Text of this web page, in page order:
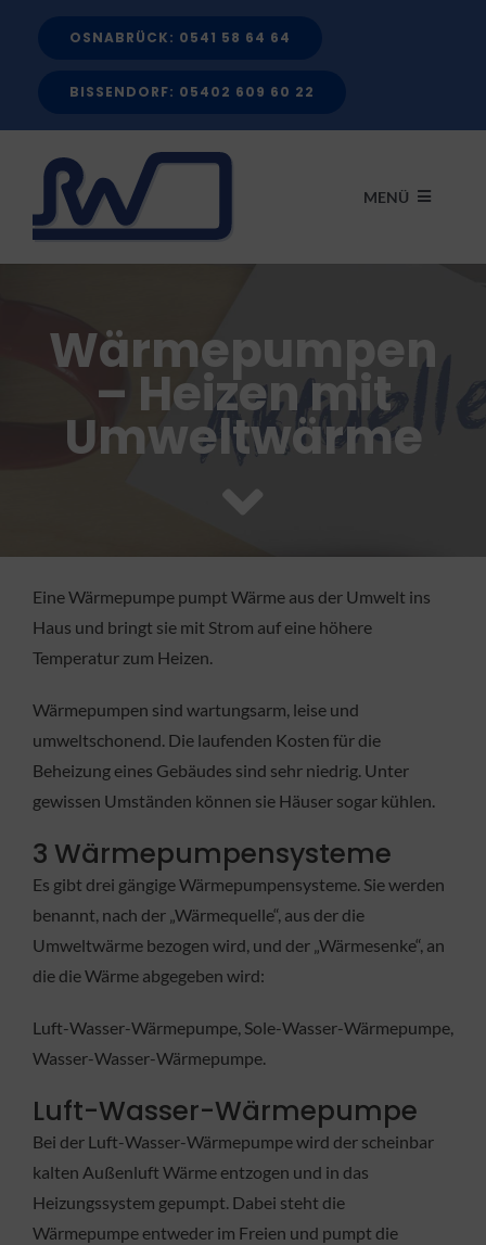
OSNABRÜCK: 0541 58 64 64
BISSENDORF: 05402 609 60 22
MENÜ
LEISTUNGEN
FÖRDERMITTEL
FACHBETRIEB
KONTAKT
Wärmepumpen
– Heizen mit
Umweltwärme
Eine Wärmepumpe pumpt Wärme aus der Umwelt ins
Haus und bringt sie mit Strom auf eine höhere
Temperatur zum Heizen.
Wärmepumpen sind wartungsarm, leise und
umweltschonend. Die laufenden Kosten für die
Beheizung eines Gebäudes sind sehr niedrig. Unter
gewissen Umständen können sie Häuser sogar kühlen.
3 Wärmepumpensysteme
Es gibt drei gängige Wärmepumpensysteme. Sie werden
benannt, nach der „Wärmequelle“, aus der die
Umweltwärme bezogen wird, und der „Wärmesenke“, an
die die Wärme abgegeben wird:
Luft-Wasser-Wärmepumpe, Sole-Wasser-Wärmepumpe,
Wasser-Wasser-Wärmepumpe.
Luft-Wasser-Wärmepumpe
Bei der Luft-Wasser-Wärmepumpe wird der scheinbar
kalten Außenluft Wärme entzogen und in das
Heizungssystem gepumpt. Dabei steht die
Wärmepumpe entweder im Freien und pumpt die